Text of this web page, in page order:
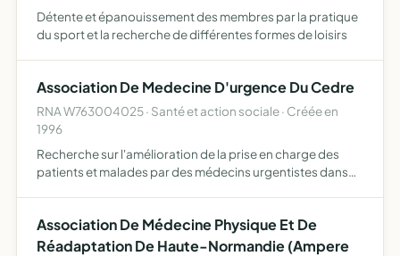
Détente et épanouissement des membres par la pratique
du sport et la recherche de différentes formes de loisirs
Association De Medecine D'urgence Du Cedre
RNA W763004025 · Santé et action sociale · Créée en
1996
Recherche sur l'amélioration de la prise en charge des
patients et malades par des médecins urgentistes dans
Association De Médecine Physique Et De
Réadaptation De Haute-Normandie (Ampere